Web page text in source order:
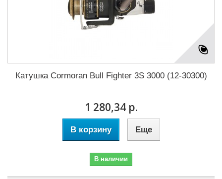
Катушка Cormoran Bull Fighter 3S 3000 (12-30300)
1 280,34 р.
В корзину Еще
В наличии